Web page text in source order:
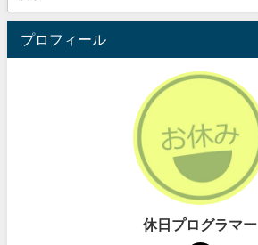
プロフィール
休日プログラマー